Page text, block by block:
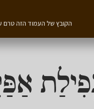
הקובץ של העמוד הזה טרם